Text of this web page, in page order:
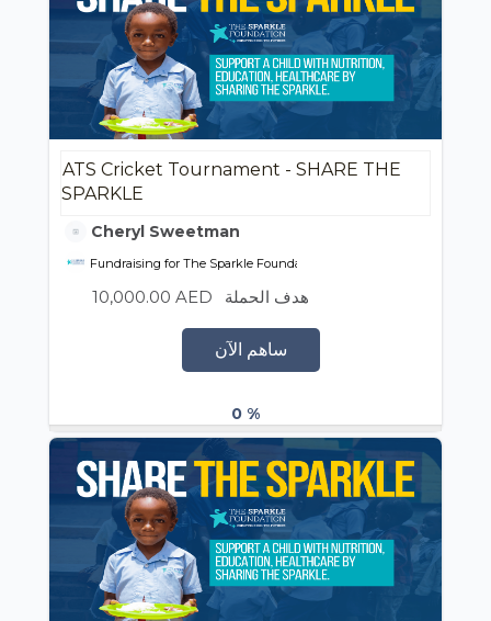
ATS Cricket Tournament - SHARE THE
SPARKLE
Cheryl Sweetman
Fundraising for The Sparkle Foundation
هدف الحملة 10,000.00 AED
ساهم الآن
0 %